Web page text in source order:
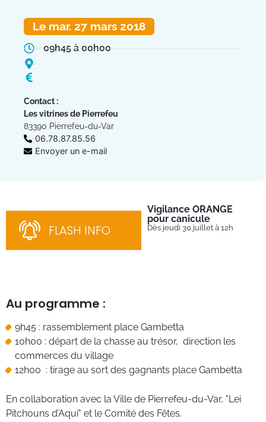
Le mar. 27 mars 2018
09h45 à 00h00
Contact :
Les vitrines de Pierrefeu
83390 Pierrefeu-du-Var
06.78.87.85.56
Envoyer un e-mail
FLASH INFO
Vigilance ORANGE
pour canicule
Dès jeudi 30 juillet à 12h
Au programme :
9h45 : rassemblement place Gambetta
10h00 : départ de la chasse au trésor, direction les
commerces du village
12h00 : tirage au sort des gagnants place Gambetta
En collaboration avec la Ville de Pierrefeu-du-Var, "Lei
Pitchouns d’Aqui" et le Comité des Fêtes.